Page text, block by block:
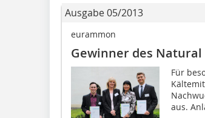
Ausgabe 05/2013
eurammon
Gewinner des
Für
aus.